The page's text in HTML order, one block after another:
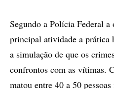
Segundo a Polícia Federal
principal atividade a
a simulação de que os
confrontos com as vítimas.
matou entre 40 a 50